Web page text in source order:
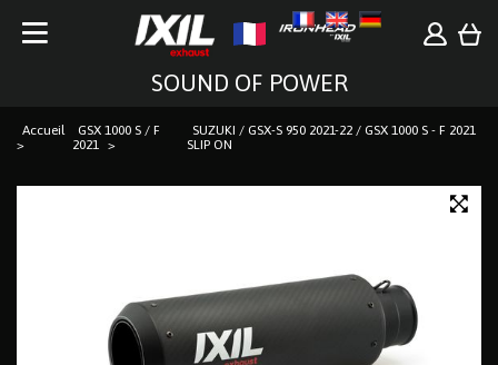
SOUND OF POWER
Accueil
GSX 1000 S / F
2021
SUZUKI / GSX-S 950 2021-22 / GSX 1000 S - F 2021
SLIP ON